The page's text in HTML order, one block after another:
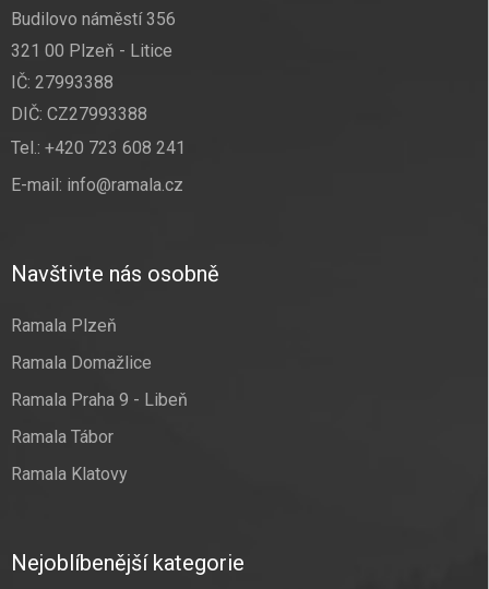
Budilovo náměstí 356
321 00 Plzeň - Litice
IČ: 27993388
DIČ: CZ27993388
Tel.: +420 723 608 241
E-mail: info@ramala.cz
Navštivte nás osobně
Ramala Plzeň
Ramala Domažlice
Ramala Praha 9 - Libeň
Ramala Tábor
Ramala Klatovy
Nejoblíbenější kategorie